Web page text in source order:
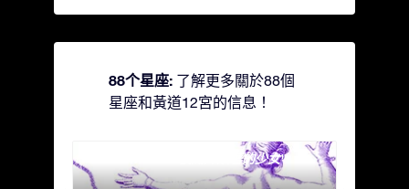
88个星座: 了解更多關於88個
星座和黃道12宮的信息！
Andromeda - 被鐵鍊鎖著的少女